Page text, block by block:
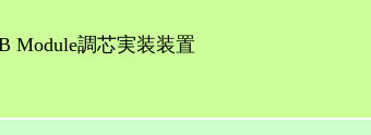
Module調芯実装装置